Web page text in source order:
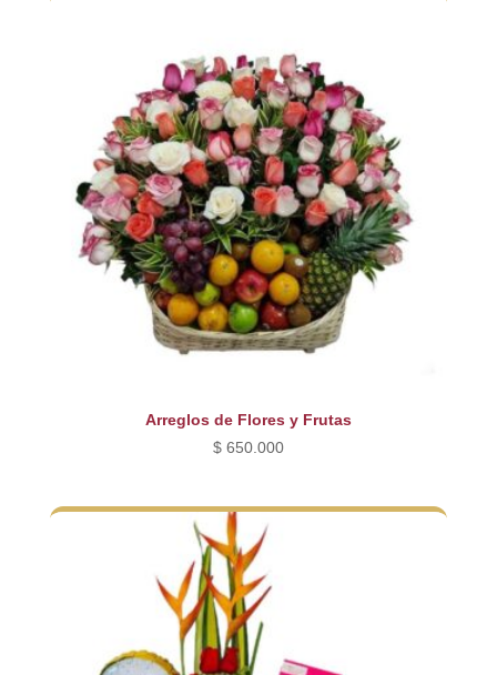
Arreglos de Flores y Frutas
$650.000